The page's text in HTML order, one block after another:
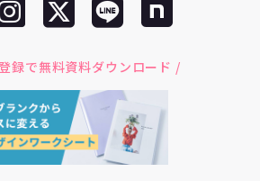
録で無料資料ダウンロード /